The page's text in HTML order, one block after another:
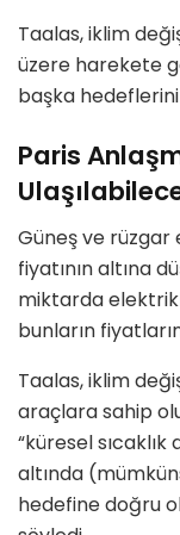
Taalas, iklim
üzere harekete
başka
Paris
Güneş ve rüzgar
fiyatının altına
miktarda
bunların
Taalas, iklim
araçlara sahip
“küresel
altında
hedefine doğru